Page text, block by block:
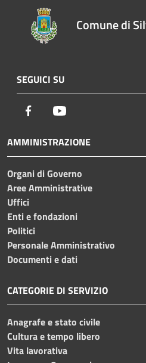
Comune di
SEGUICI SU
Facebook
AMMINISTRAZIONE
Organi di Governo
Aree Amministrative
Uffici
Enti e fondazioni
Politici
Personale Amministrativo
Documenti e dati
CATEGORIE DI SERVIZIO
Anagrafe e stato civile
Cultura e tempo libero
Vita lavorativa